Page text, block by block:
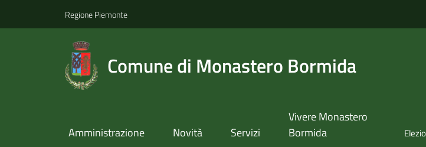
Regione Piemonte
Comune di Monastero Bormida
Amministrazione Novità Servizi
Vivere Monastero
Bormida